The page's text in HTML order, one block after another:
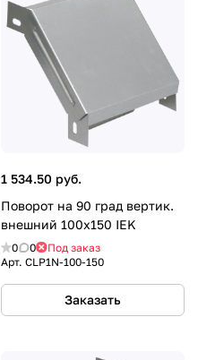
1 534.50 руб.
Поворот на 90 град вертик.
внешний 100х150 IEK
0 0
Под заказ
Арт. CLP1N-100-150
Заказать